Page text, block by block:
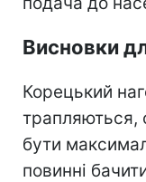
Висновки
Корецький
трапляються,
бути
повинні